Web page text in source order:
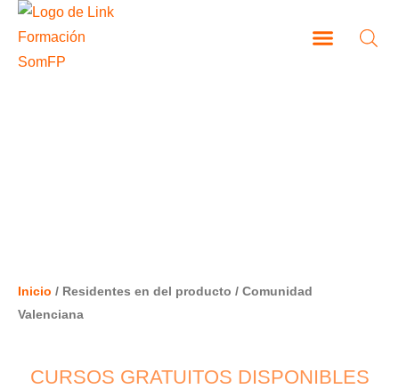
contenido
Inicio / Residentes en del producto / Comunidad
Valenciana
CURSOS GRATUITOS DISPONIBLES